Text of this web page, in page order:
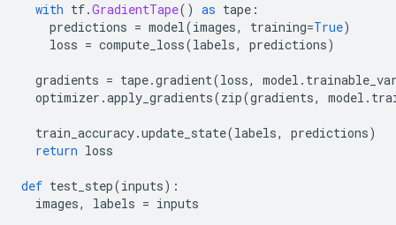
with tf.GradientTape() as tape :
predictions = model(images, training=True)
loss = compute_loss(labels, predictions)
gradients = tape.gradient(loss, model .
optimizer .apply_gradients(zip(gradients, model .
train_accuracy.update_state(labels, predictions)
return loss
def test_step(inputs):
images, labels = inputs